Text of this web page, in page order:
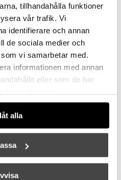
tillhandahålla funktioner
vår trafik. Vi
identifierare och annan
de sociala medier och
vi samarbetar med.
informationen med annan
eller som de har
alla
4945 kr
White
4945 kr